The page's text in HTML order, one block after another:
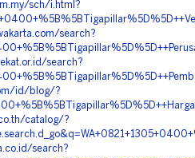
sch/i.html?
search?
search?
id/blog/?
catalog/?
search?